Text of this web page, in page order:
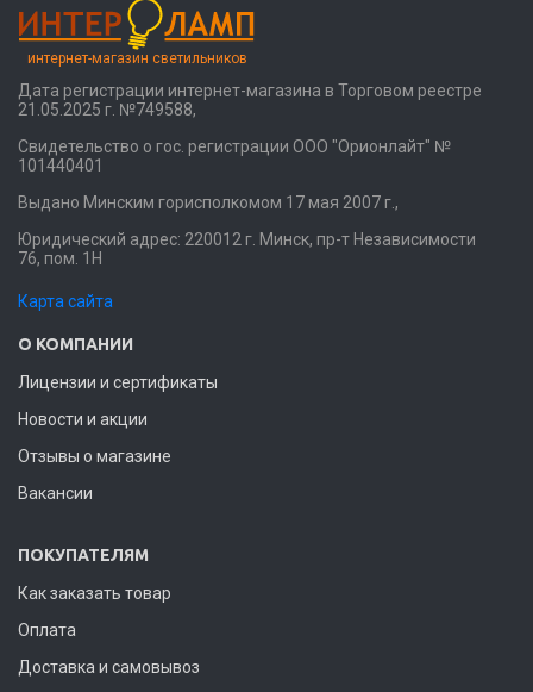
интернет-магазин светильников
Дата регистрации интернет-магазина в Торговом реестре
21.05.2025 г. №749588,
Свидетельство о гос. регистрации ООО "Орионлайт" №
101440401
Выдано Минским горисполкомом 17 мая 2007 г.,
Юридический адрес: 220012 г. Минск, пр-т Независимости
76, пом. 1Н
Карта сайта
О КОМПАНИИ
Лицензии и сертификаты
Новости и акции
Отзывы о магазине
Вакансии
ПОКУПАТЕЛЯМ
Как заказать товар
Оплата
Доставка и самовывоз